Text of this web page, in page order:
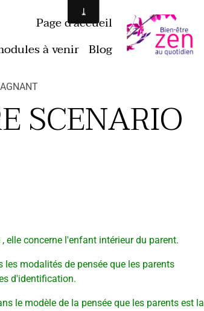
Page d'accueil
à venir Blog
SCENARIO
elle concerne l'enfant intérieur du parent.
modalités de pensée que les parents
d'identification.
le modèle de la pensée que les parents est la